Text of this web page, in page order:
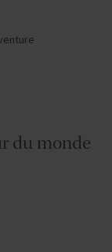
du monde